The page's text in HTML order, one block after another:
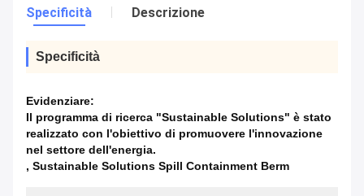
Specificità Descrizione
Specificità
Evidenziare:
Il programma di ricerca "Sustainable Solutions" è stato
realizzato con l'obiettivo di promuovere l'innovazione
nel settore dell'energia.
, Sustainable Solutions Spill Containment Berm